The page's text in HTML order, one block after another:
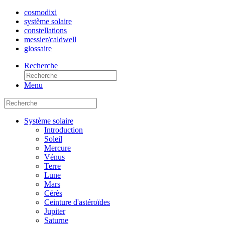
cosmodixi
système solaire
constellations
messier/caldwell
glossaire
Recherche
Menu
Système solaire
Introduction
Soleil
Mercure
Vénus
Terre
Lune
Mars
Cérès
Ceinture d'astéroïdes
Jupiter
Saturne